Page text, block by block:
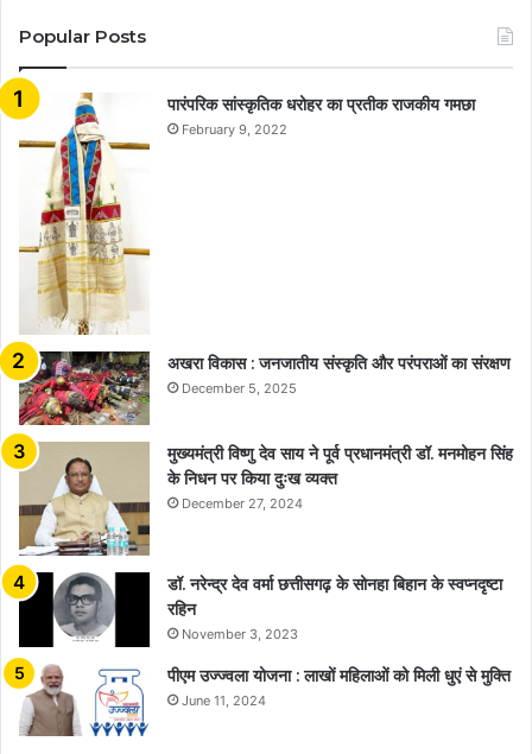
Popular Posts
​​​​​​​पारंपरिक सांस्कृतिक धरोहर का प्रतीक राजकीय गमछा
February 9, 2022
अखरा विकास : जनजातीय संस्कृति और परंपराओं का संरक्षण
December 5, 2025
मुख्यमंत्री विष्णु देव साय ने पूर्व प्रधानमंत्री डॉ. मनमोहन सिंह
के निधन पर किया दुःख व्यक्त
December 27, 2024
डॉ. नरेन्द्र देव वर्मा छत्तीसगढ़ के सोनहा बिहान के स्वप्नदृष्टा
रहिन
November 3, 2023
पीएम उज्ज्वला योजना : लाखों महिलाओं को मिली धुएं से मुक्ति
June 11, 2024